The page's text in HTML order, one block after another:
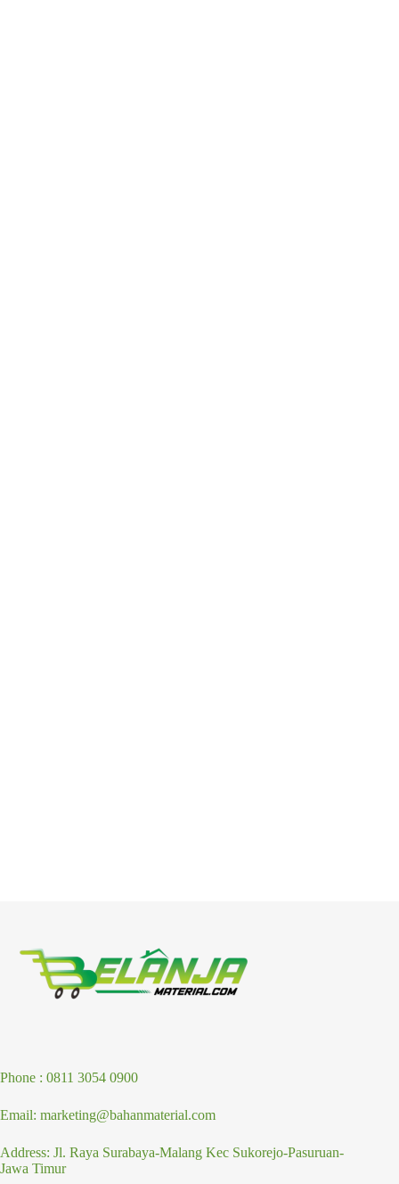
Phone : 0811 3054 0900
Email: marketing@bahanmaterial.com
Address: Jl. Raya Surabaya-Malang Kec Sukorejo-Pasuruan-
Jawa Timur